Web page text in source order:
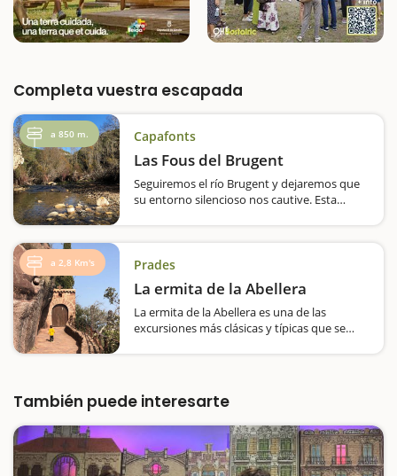
Completa vuestra escapada
a 850 m. Capafonts
Las Fous del Brugent
Seguiremos el río Brugent y dejaremos que
su entorno silencioso nos cautive. Esta
distintas pozas. Comienza la aventura Para
empezar seguiremos el cartel indicador
a 2,8 Km's Prades
La ermita de la Abellera
La ermita de la Abellera es una de las
excursiones más clásicas y típicas que se
familia: es…
También puede interesarte